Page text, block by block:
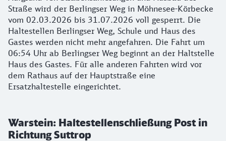
Straße wird der Berlingser Weg in Möhnesee-Körbecke
vom 02.03.2026 bis 31.07.2026 voll gesperrt. Die
Haltestellen Berlingser Weg, Schule und Haus des
Gastes werden nicht mehr angefahren. Die Fahrt um
06:54 Uhr ab Berlingser Weg beginnt an der Haltstelle
Haus des Gastes. Für alle anderen Fahrten wird vor
dem Rathaus auf der Hauptstraße eine
Ersatzhaltestelle eingerichtet.
Warstein: Haltestellenschließung Post in
Richtung Suttrop